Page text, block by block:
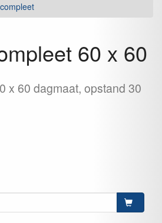
60 x 60
x 60 dagmaat, opstand 30